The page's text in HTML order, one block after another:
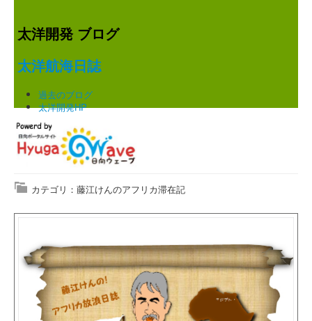
太洋開発 ブログ
太洋航海日誌
過去のブログ
太洋開発HP
カテゴリ：藤江けんのアフリカ滞在記